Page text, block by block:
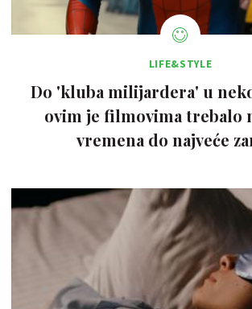
LIFE&STYLE
Do 'kluba milijardera' u
ovim je filmovima trebalo
vremena do najveće